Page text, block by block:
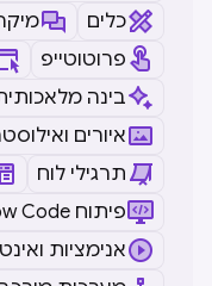
כלים
פרוטוטייפ
בינה
איורים
תרגילי לוח
Low Code פיתוח
אנימציות